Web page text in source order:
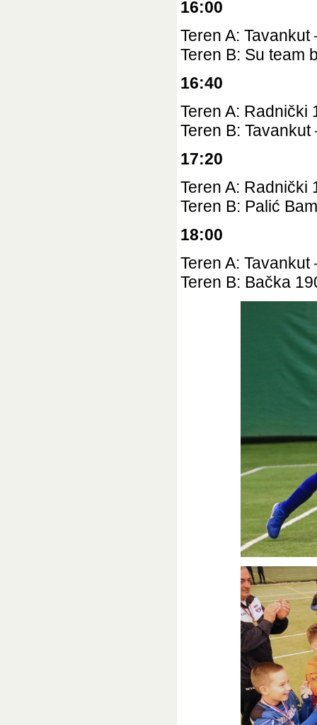
16:00
Teren A:
Teren B: Su team
16:40
Teren A: Radnički
Teren B:
17:20
Teren A: Radnički
Teren B: Palić
18:00
Teren A:
Teren B: Bačka